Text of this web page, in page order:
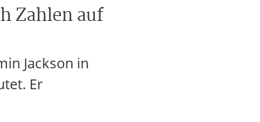
Zahlen auf
Jackson in
Er